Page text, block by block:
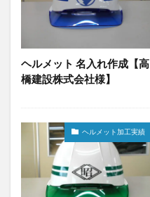
ヘルメット 名入れ作成【高
橋建設株式会社様】
ヘルメット加工実績